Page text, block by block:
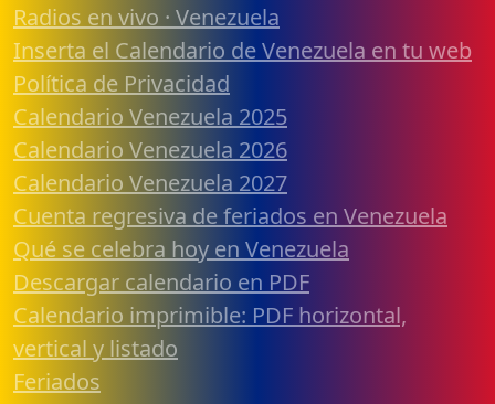
Radios en vivo · Venezuela
Inserta el Calendario de Venezuela en tu web
Política de Privacidad
Calendario Venezuela 2025
Calendario Venezuela 2026
Calendario Venezuela 2027
Cuenta regresiva de feriados en Venezuela
Qué se celebra hoy en Venezuela
Descargar calendario en PDF
Calendario imprimible: PDF horizontal,
vertical y listado
Feriados